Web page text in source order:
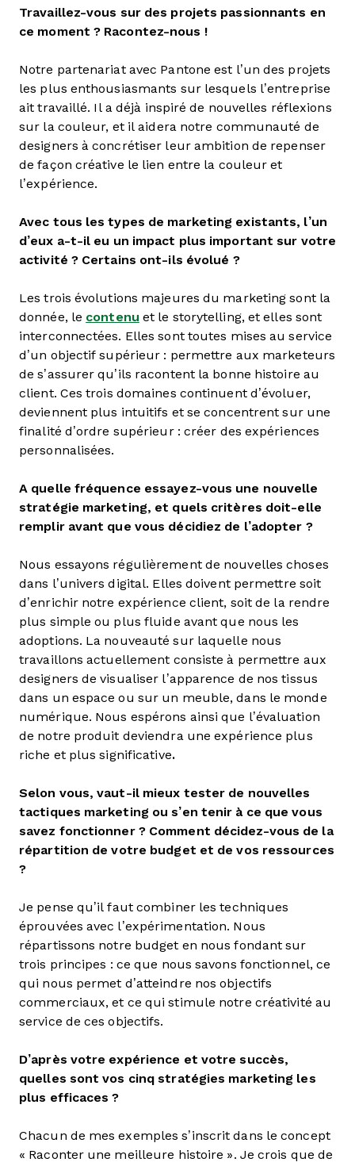
Travaillez-vous sur des projets passionnants en
ce moment ? Racontez-nous !
Notre partenariat avec Pantone est l’un des projets
les plus enthousiasmants sur lesquels l’entreprise
ait travaillé. Il a déjà inspiré de nouvelles réflexions
sur la couleur, et il aidera notre communauté de
designers à concrétiser leur ambition de repenser
de façon créative le lien entre la couleur et
l’expérience.
Avec tous les types de marketing existants, l’un
d’eux a-t-il eu un impact plus important sur votre
activité ? Certains ont-ils évolué ?
Les trois évolutions majeures du marketing sont la
donnée, le contenu et le storytelling, et elles sont
interconnectées. Elles sont toutes mises au service
d’un objectif supérieur : permettre aux marketeurs
de s’assurer qu’ils racontent la bonne histoire au
client. Ces trois domaines continuent d’évoluer,
deviennent plus intuitifs et se concentrent sur une
finalité d’ordre supérieur : créer des expériences
personnalisées.
A quelle fréquence essayez-vous une nouvelle
stratégie marketing, et quels critères doit-elle
remplir avant que vous décidiez de l’adopter ?
Nous essayons régulièrement de nouvelles choses
dans l’univers digital. Elles doivent permettre soit
d’enrichir notre expérience client, soit de la rendre
plus simple ou plus fluide avant que nous les
adoptions. La nouveauté sur laquelle nous
travaillons actuellement consiste à permettre aux
designers de visualiser l’apparence de nos tissus
dans un espace ou sur un meuble, dans le monde
numérique. Nous espérons ainsi que l’évaluation
de notre produit deviendra une expérience plus
riche et plus significative.
Selon vous, vaut-il mieux tester de nouvelles
tactiques marketing ou s’en tenir à ce que vous
savez fonctionner ? Comment décidez-vous de la
répartition de votre budget et de vos ressources
?
Je pense qu’il faut combiner les techniques
éprouvées avec l’expérimentation. Nous
répartissons notre budget en nous fondant sur
trois principes : ce que nous savons fonctionnel, ce
qui nous permet d’atteindre nos objectifs
commerciaux, et ce qui stimule notre créativité au
service de ces objectifs.
D’après votre expérience et votre succès,
quelles sont vos cinq stratégies marketing les
plus efficaces ?
Chacun de mes exemples s’inscrit dans le concept
« Raconter une meilleure histoire ». Je crois que de